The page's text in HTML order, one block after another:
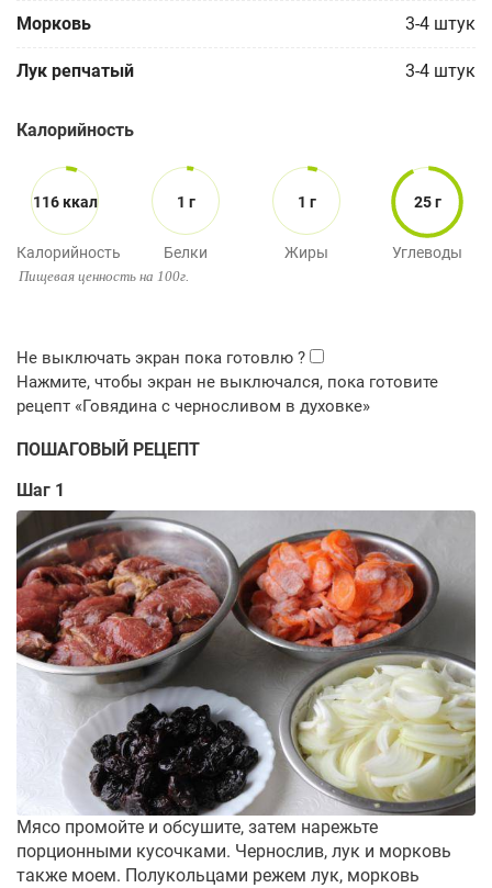
Морковь 3-4 штук
Лук репчатый 3-4 штук
Калорийность
116 ккал
Калорийность
1 г
Белки
1 г
Жиры
25 г
Углеводы
Пищевая ценность на 100г.
ПОШАГОВЫЙ РЕЦЕПТ
Шаг 1
Мясо промойте и обсушите, затем нарежьте
порционными кусочками. Чернослив, лук и морковь
также моем. Полукольцами режем лук, морковь